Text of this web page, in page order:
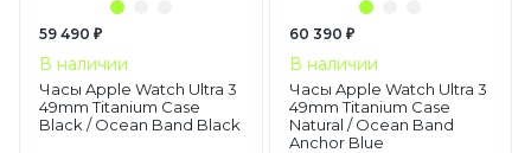
59 490 ₽
В наличии
Часы Apple Watch Ultra 3
49mm Titanium Case
Black / Ocean Band Black
60 390 ₽
В наличии
Часы Apple Watch Ultra 3
49mm Titanium Case
Natural / Ocean Band
Anchor Blue